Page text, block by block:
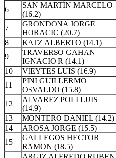
6
SAN MARTÍN MARCELO
(16.2)
7
GRONDONA JORGE
HORACIO (20.7)
8
KATZ ALBERTO (14.1)
9
TRAVERSO GAHAN
IGNACIO R (14.1)
10
VIEYTES LUIS (16.9)
11
PINI GUILLERMO
OSVALDO (15.8)
12
ALVAREZ POLI LUIS
(14.9)
13
MONTERO DANIEL (14.2)
14
AROSA JORGE (15.5)
15
GALLEGOS HECTOR
RAMON (18.5)
ARGIZ ALFREDO RUBEN